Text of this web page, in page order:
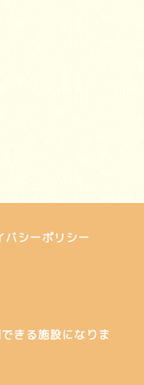
バシーポリシー
きる施設になりま